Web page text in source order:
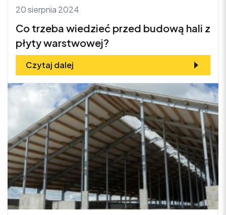
20 sierpnia 2024
Co trzeba wiedzieć przed budową hali z
płyty warstwowej?
Czytaj dalej